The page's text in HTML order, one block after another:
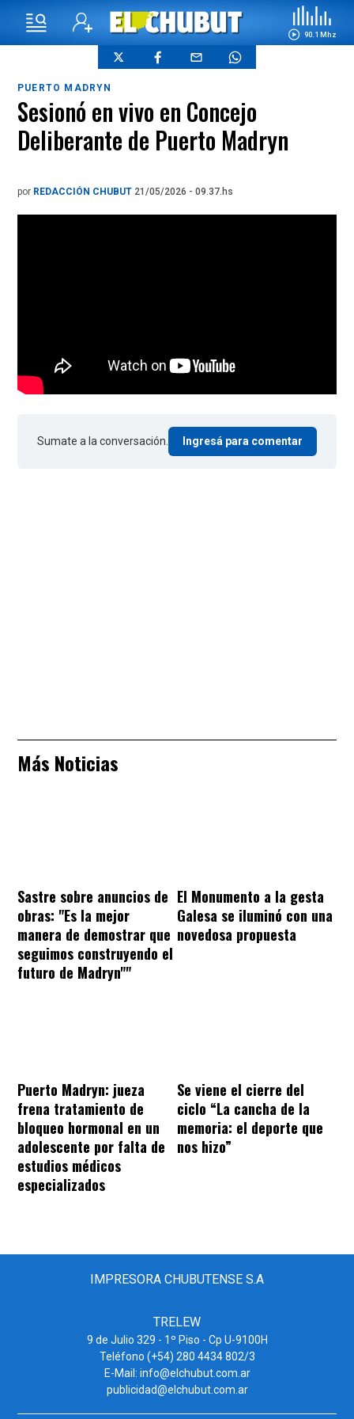
90.1 Mhz
PUERTO MADRYN
Sesionó en vivo en Concejo
Deliberante de Puerto Madryn
por REDACCIÓN CHUBUT 21/05/2026 - 09.37.hs
Sumate a la conversación. Ingresá para comentar
Más Noticias
Sastre sobre anuncios de
obras: "Es la mejor
manera de demostrar que
seguimos construyendo el
futuro de Madryn""
El Monumento a la gesta
Galesa se iluminó con una
novedosa propuesta
Puerto Madryn: jueza
frena tratamiento de
bloqueo hormonal en un
adolescente por falta de
estudios médicos
especializados
Se viene el cierre del
ciclo “La cancha de la
memoria: el deporte que
nos hizo”
IMPRESORA CHUBUTENSE S.A
TRELEW
9 de Julio 329 - 1º Piso - Cp U-9100H
Teléfono (+54) 280 4434 802/3
E-Mail: info@elchubut.com.ar
publicidad@elchubut.com.ar